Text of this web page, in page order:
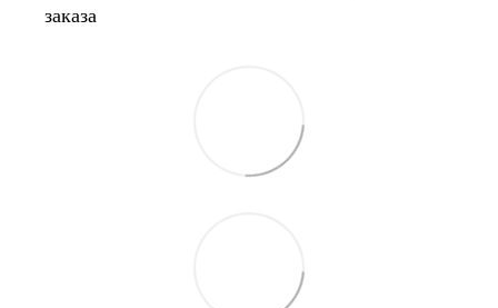
заказа